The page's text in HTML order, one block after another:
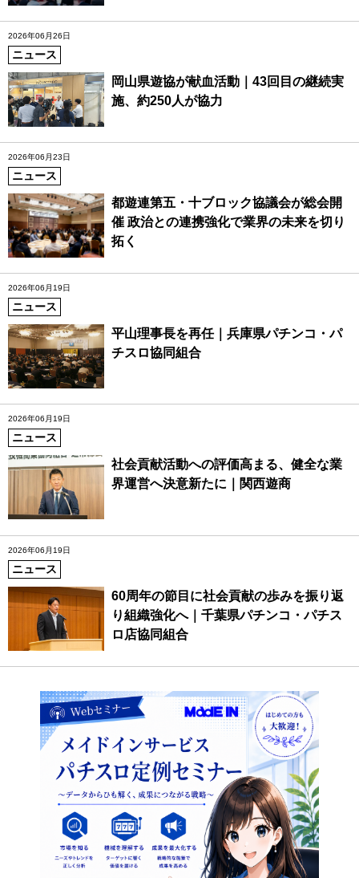
2026年06月26日
ニュース
岡山県遊協が献血活動｜43回目の継続実
施、約250人が協力
2026年06月23日
ニュース
都遊連第五・十ブロック協議会が総会開
催 政治との連携強化で業界の未来を切り
拓く
2026年06月19日
ニュース
平山理事長を再任｜兵庫県パチンコ・パ
チスロ協同組合
2026年06月19日
ニュース
社会貢献活動への評価高まる、健全な業
界運営へ決意新たに｜関西遊商
2026年06月19日
ニュース
60周年の節目に社会貢献の歩みを振り返
り組織強化へ｜千葉県パチンコ・パチス
ロ店協同組合